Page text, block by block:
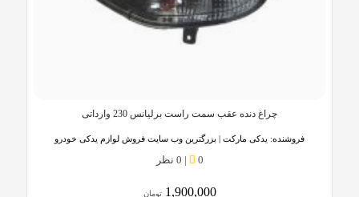
چراغ دنده عقب سمت راست برلیانس 230 وارداتی
فروشنده: یدکی مارکت | بزرگترین وب سایت فروش لوازم یدکی خودرو
0
| 0 نظر
1,900,000 تومان